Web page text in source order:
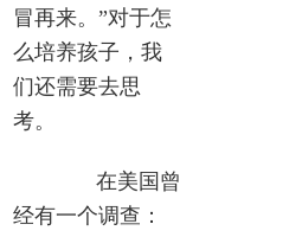
冒再来。”对于怎
么培养孩子，我
们还需要去思
考。
在美国曾
经有一个调查：